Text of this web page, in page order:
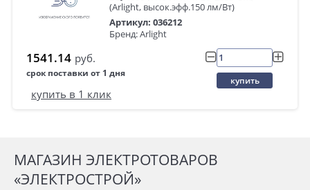
(Arlight, высок.эфф.150 лм/Вт)
Артикул: 036212
Бренд: Arlight
1541.14 руб.
срок поставки от 1 дня
купить
купить в 1 клик
МАГАЗИН ЭЛЕКТРОТОВАРОВ
«ЭЛЕКТРОСТРОЙ»